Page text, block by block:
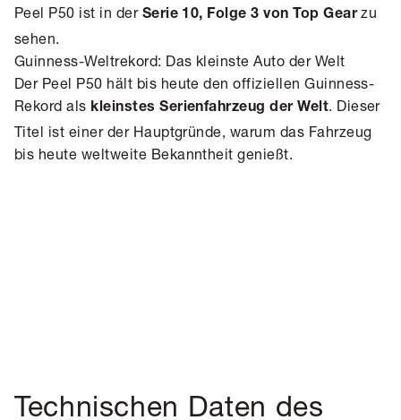
Peel P50 ist in der Serie 10, Folge 3 von Top Gearzu
sehen.
Guinness-Weltrekord: Das kleinste Auto der Welt
Der Peel P50 hält bis heute den offiziellen Guinness-
Rekord als kleinstes Serienfahrzeug der Welt. Dieser
Titel ist einer der Hauptgründe, warum das Fahrzeug
bis heute weltweite Bekanntheit genießt.
Technischen Daten des